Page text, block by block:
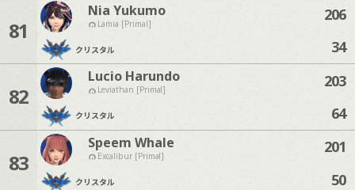
81
Nia Yukumo
Lamia [Primal]
クリスタル
206
34
82
Lucio Harundo
Leviathan [Primal]
クリスタル
203
64
83
Speem Whale
Excalibur [Primal]
クリスタル
201
50